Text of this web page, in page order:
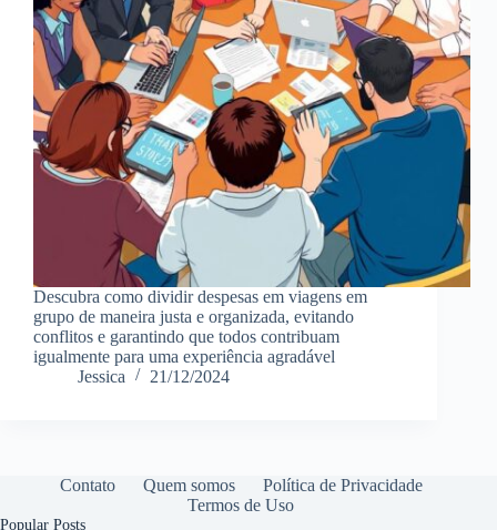
Descubra como dividir despesas em viagens em
grupo de maneira justa e organizada, evitando
conflitos e garantindo que todos contribuam
igualmente para uma experiência agradável
Jessica
21/12/2024
Contato Quem somos
Política de Privacidade
Termos de Uso
Popular Posts